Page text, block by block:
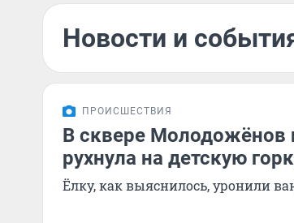
Новости и
ПРОИСШЕСТВИЯ
В сквере Молодожёнов
рухнула на детскую
Ёлку, как выяснилось, уронили